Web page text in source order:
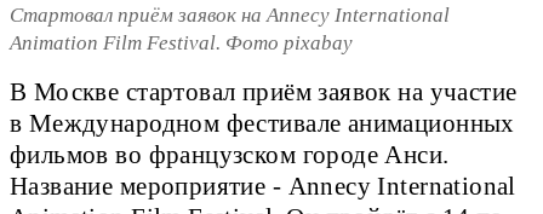
Стартовал приём заявок на Annecy International
Animation Film Festival. Фото pixabay
В Москве стартовал приём заявок на участие
в Международном фестивале анимационных
фильмов во французском городе Анси.
Название мероприятие - Annecy International